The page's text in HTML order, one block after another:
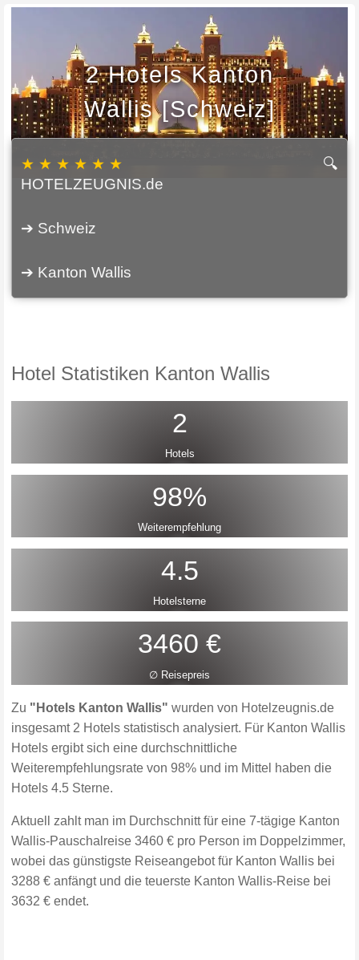
2 Hotels Kanton
Wallis [Schweiz]
🔍
★ ★ ★ ★ ★ ★
HOTELZEUGNIS.de
➔ Schweiz
➔ Kanton Wallis
Hotel Statistiken Kanton Wallis
2
Hotels
98%
Weiterempfehlung
4.5
Hotelsterne
3460 €
∅ Reisepreis
Zu "Hotels Kanton Wallis" wurden von Hotelzeugnis.de
insgesamt 2 Hotels statistisch analysiert. Für Kanton Wallis
Hotels ergibt sich eine durchschnittliche
Weiterempfehlungsrate von 98% und im Mittel haben die
Hotels 4.5 Sterne.
Aktuell zahlt man im Durchschnitt für eine 7-tägige Kanton
Wallis-Pauschalreise 3460 € pro Person im Doppelzimmer,
wobei das günstigste Reiseangebot für Kanton Wallis bei
3288 € anfängt und die teuerste Kanton Wallis-Reise bei
3632 € endet.